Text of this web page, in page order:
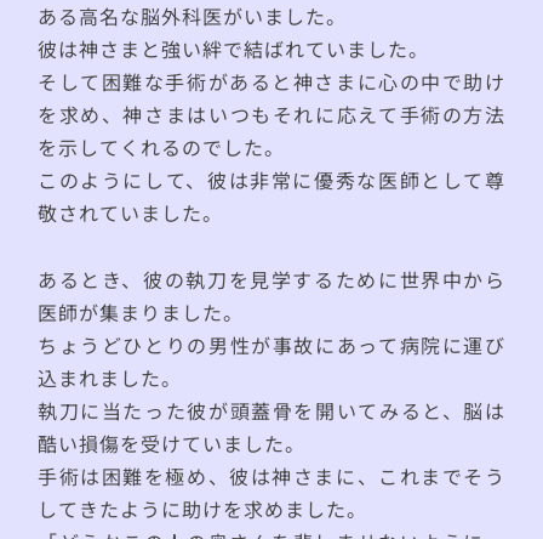
ある高名な脳外科医がいました。
彼は神さまと強い絆で結ばれていました。
そして困難な手術があると神さまに心の中で助け
を求め、神さまはいつもそれに応えて手術の方法
を示してくれるのでした。
このようにして、彼は非常に優秀な医師として尊
敬されていました。
あるとき、彼の執刀を見学するために世界中から
医師が集まりました。
ちょうどひとりの男性が事故にあって病院に運び
込まれました。
執刀に当たった彼が頭蓋骨を開いてみると、脳は
酷い損傷を受けていました。
手術は困難を極め、彼は神さまに、これまでそう
してきたように助けを求めました。